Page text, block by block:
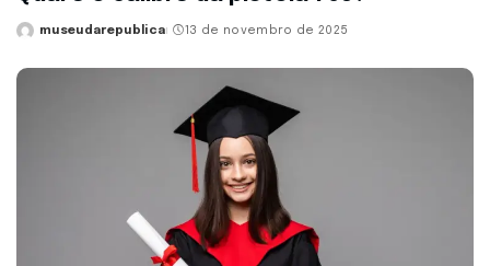
Posted
museudarepublica 13 de novembro de 2025